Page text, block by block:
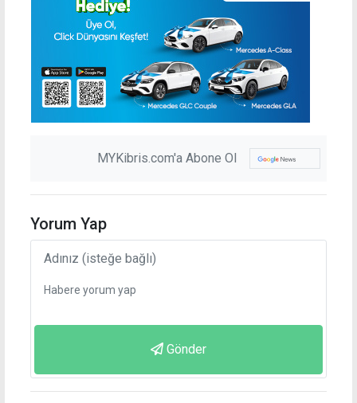
MYKibris.com'a Abone Ol
Yorum Yap
Gönder